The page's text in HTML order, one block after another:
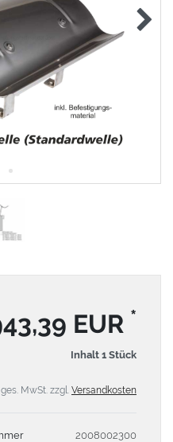
EUR *
Inhalt 1 Stück
MwSt. zzgl. Versandkosten
2008002300